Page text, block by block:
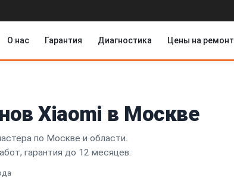
О нас Гарантия Диагностика Цены на ремонт
Xiaomi в Москве
по Москве и области.
гарантия до 12 месяцев.